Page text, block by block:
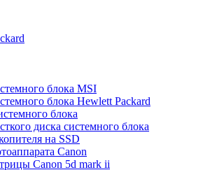
блока MSI
блока Hewlett Packard
блока
диска системного блока
на SSD
Canon
Canon 5d mark ii